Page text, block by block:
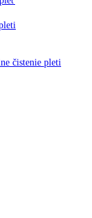
čistenie pleti